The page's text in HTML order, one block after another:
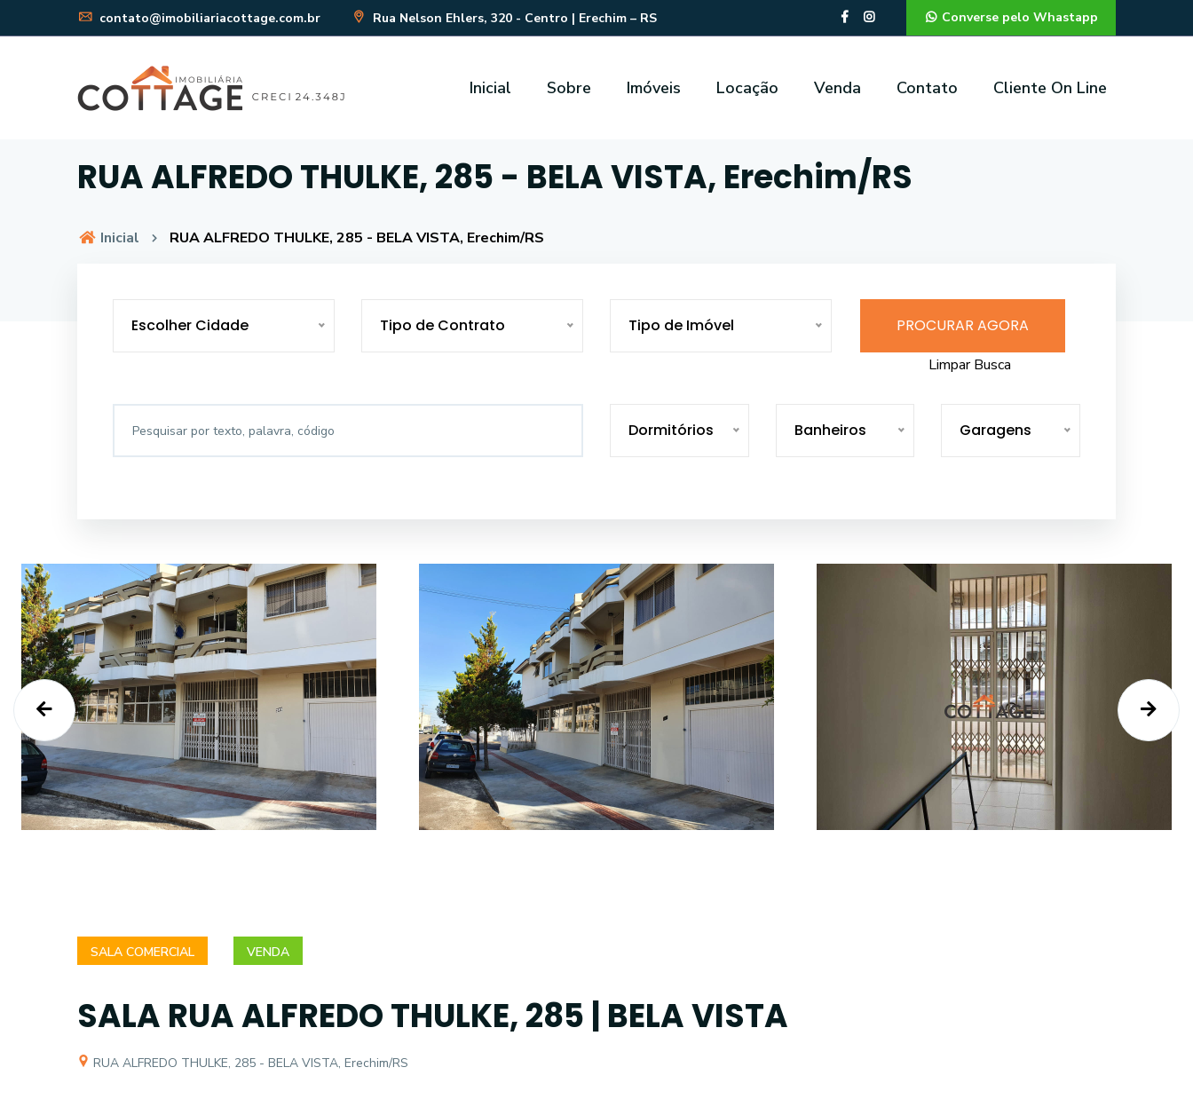
contato@imobiliariacottage.com.br Rua Nelson Ehlers, 320 - Centro | Erechim – RS Converse pelo Whastapp
Inicial Sobre Imóveis Locação Venda Contato Cliente On Line
RUA ALFREDO THULKE, 285 - BELA VISTA, Erechim/RS
Inicial RUA ALFREDO THULKE, 285 - BELA VISTA, Erechim/RS
Escolher Cidade Tipo de Contrato Tipo de Imóvel PROCURAR AGORA
Limpar Busca
Dormitórios Banheiros Garagens
SALA COMERCIAL VENDA
SALA RUA ALFREDO THULKE, 285 | BELA VISTA
RUA ALFREDO THULKE, 285 - BELA VISTA, Erechim/RS